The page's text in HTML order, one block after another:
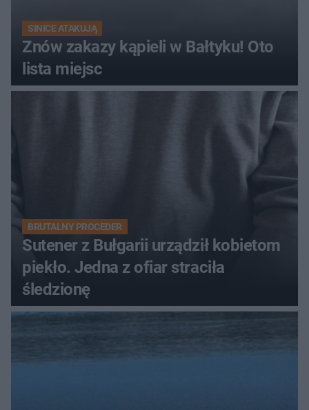
SINICE ATAKUJĄ
Znów zakazy kąpieli w Bałtyku! Oto
lista miejsc
BRUTALNY PROCEDER
Sutener z Bułgarii urządził kobietom
piekło. Jedna z ofiar straciła
śledzionę